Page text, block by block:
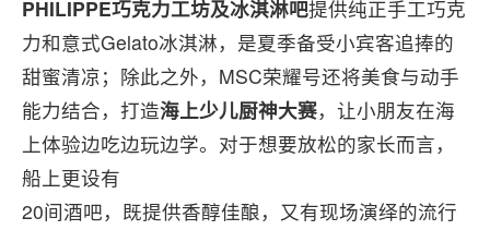
PHILIPPE巧克力工坊及冰淇淋吧提供纯正手工巧克
力和意式Gelato冰淇淋，是夏季备受小宾客追捧的
甜蜜清凉；除此之外，MSC荣耀号还将美食与动手
能力结合，打造海上少儿厨神大赛，让小朋友在海
上体验边吃边玩边学。对于想要放松的家长而言，
船上更设有
20间酒吧，既提供香醇佳酿，又有现场演绎的流行